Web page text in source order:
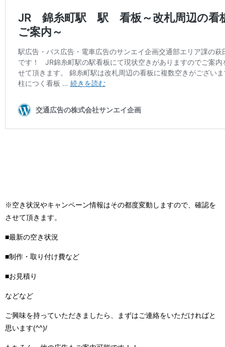
※空き状況やキャンペーン情報はその都度変動しますので、確認を
させて頂きます。
■最新の空き状況
■制作・取り付け費など
■お見積り
などなど
ご興味を持っていただきましたら、まずはご連絡をいただければと
思います(^^)/